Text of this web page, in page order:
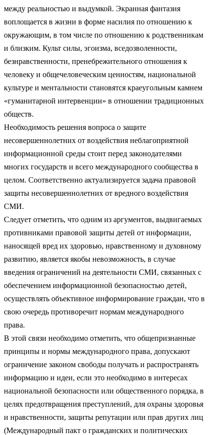
между реальностью и выдумкой. Экранная фантазия
воплощается в жизни в форме насилия по отношению к
окружающим, в том числе по отношению к родственникам
и близким. Культ силы, эгоизма, вседозволенности,
безнравственности, пренебрежительного отношения к
человеку и общечеловеческим ценностям, национальной
культуре и ментальности становятся краеугольным камнем
«гуманитарной интервенции» в отношении традиционных
обществ.
Необходимость решения вопроса о защите
несовершеннолетних от воздействия неблагоприятной
информационной среды стоит перед законодателями
многих государств и всего международного сообщества в
целом. Соответственно актуализируется задача правовой
защиты несовершеннолетних от вредного воздействия
СМИ.
Следует отметить, что одним из аргументов, выдвигаемых
противниками правовой защиты детей от информации,
наносящей вред их здоровью, нравственному и духовному
развитию, является якобы невозможность, в случае
введения ограничений на деятельности СМИ, связанных с
обеспечением информационной безопасностью детей,
осуществлять объективное информирование граждан, что в
свою очередь противоречит нормам международного
права.
В этой связи необходимо отметить, что общепризнанные
принципы и нормы международного права, допускают
ограничение законом свободы получать и распространять
информацию и идеи, если это необходимо в интересах
национальной безопасности или общественного порядка, в
целях предотвращения преступлений, для охраны здоровья
и нравственности, защиты репутации или прав других лиц
(Международный пакт о гражданских и политических